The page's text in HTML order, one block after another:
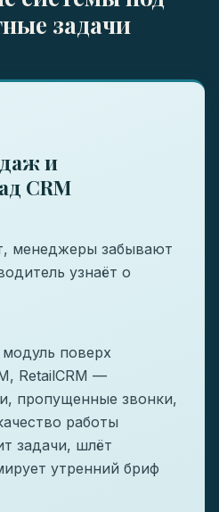
задачи
и
CRM
менеджеры забывают
узнаёт о
поверх
RetailCRM —
пропущенные звонки,
работы
задачи, шлёт
утренний бриф